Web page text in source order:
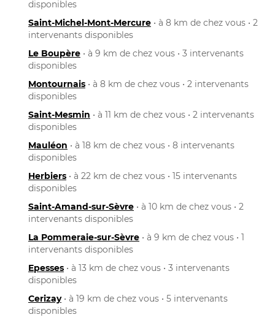
disponibles
Saint-Michel-Mont-Mercure • à 8 km de chez vous • 2
intervenants disponibles
Le Boupère • à 9 km de chez vous • 3 intervenants
disponibles
Montournais • à 8 km de chez vous • 2 intervenants
disponibles
Saint-Mesmin • à 11 km de chez vous • 2 intervenants
disponibles
Mauléon • à 18 km de chez vous • 8 intervenants
disponibles
Herbiers • à 22 km de chez vous • 15 intervenants
disponibles
Saint-Amand-sur-Sèvre • à 10 km de chez vous • 2
intervenants disponibles
La Pommeraie-sur-Sèvre • à 9 km de chez vous • 1
intervenants disponibles
Epesses • à 13 km de chez vous • 3 intervenants
disponibles
Cerizay• à 19 km de chez vous • 5 intervenants
disponibles